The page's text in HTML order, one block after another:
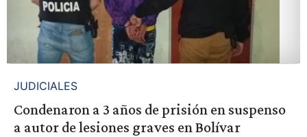
JUDICIALES
Condenaron a 3 años de prisión en suspenso
a autor de lesiones graves en Bolívar